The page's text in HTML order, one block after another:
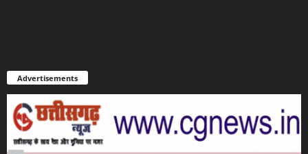
Advertisements